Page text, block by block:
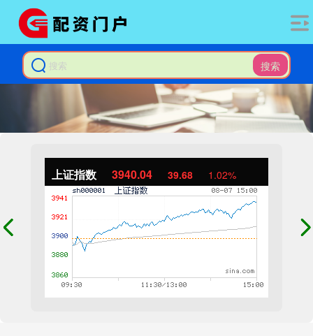
搜索
上证指数 3940.04 39.68 1.02%